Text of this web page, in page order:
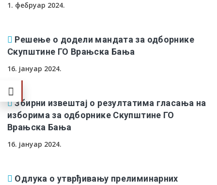
1. фебруар 2024.
Решење о додели мандата за одборнике
Скупштине ГО Врањска Бања
16. јануар 2024.
Збирни извештај о резултатима гласања на
изборима за одборнике Скупштине ГО
Врањска Бања
16. јануар 2024.
Одлука о утврђивању прелиминарних